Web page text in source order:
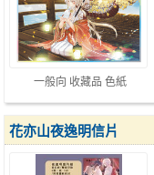
一般向 收藏品 色紙
花亦山夜逸明信片